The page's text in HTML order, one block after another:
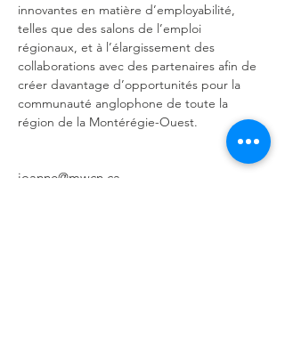
innovantes en matière d’employabilité,
telles que des salons de l’emploi
régionaux, et à l’élargissement des
collaborations avec des partenaires afin de
créer davantage d’opportunités pour la
communauté anglophone de toute la
région de la Montérégie-Ouest.
joanne@mwcn.ca